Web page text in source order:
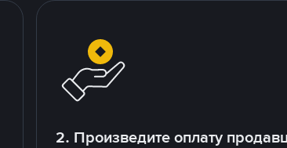
2. Произведите оплату